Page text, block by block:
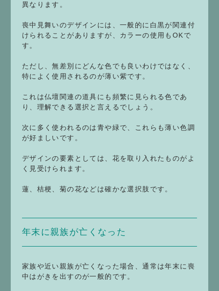
異なります。
喪中見舞いのデザインには、一般的に白黒が関連付
けられることがありますが、カラーの使用もOKで
す。
ただし、無差別にどんな色でも良いわけではなく、
特によく使用されるのが薄い紫です。
これは仏壇関連の道具にも頻繁に見られる色であ
り、理解できる選択と言えるでしょう。
次に多く使われるのは青や緑で、これらも薄い色調
が好ましいです。
デザインの要素としては、花を取り入れたものがよ
く見受けられます。
蓮、桔梗、菊の花などは確かな選択肢です。
年末に親族が亡くなった
家族や近い親族が亡くなった場合、通常は年末に喪
中はがきを出すのが一般的です。